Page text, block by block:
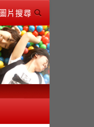
片搜尋